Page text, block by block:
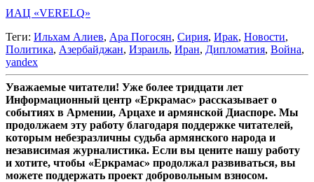
ИАЦ «VERELQ»
Теги: Ильхам Алиев, Ара Погосян, Сирия, Ирак, Новости,
Политика, Азербайджан, Израиль, Иран, Дипломатия, Война,
yandex
Уважаемые читатели! Уже более тридцати лет
Информационный центр «Еркрамас» рассказывает о
событиях в Армении, Арцахе и армянской Диаспоре. Мы
продолжаем эту работу благодаря поддержке читателей,
которым небезразличны судьба армянского народа и
независимая журналистика. Если вы цените нашу работу
и хотите, чтобы «Еркрамас» продолжал развиваться, вы
можете поддержать проект добровольным взносом.